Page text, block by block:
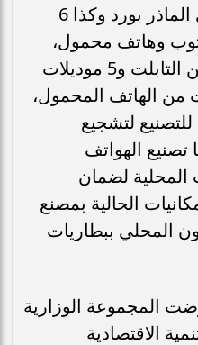
المكونات الإلكترونية على الماذر بورد وكذا 6
وهاتف محمول،
وقد تم إنتاج 3 موديلات من التابلت و5 موديلات
و4 موديلات من الهاتف المحمول،
لتشجيع
تصنيع الهواتف
المحلية لضمان
الحالية بمصنع
المحلي ببطاريات
المجموعة الوزارية
الاقتصادية